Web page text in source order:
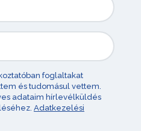
foglaltakat
és tudomásul vettem.
adataim hírlevélküldés
Adatkezelési